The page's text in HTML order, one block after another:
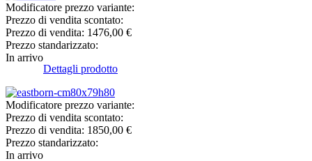
Modificatore prezzo variante:
Prezzo di vendita scontato:
Prezzo di vendita: 1476,00 €
Prezzo standarizzato:
In arrivo
Dettagli prodotto
Modificatore prezzo variante:
Prezzo di vendita scontato:
Prezzo di vendita: 1850,00 €
Prezzo standarizzato:
In arrivo